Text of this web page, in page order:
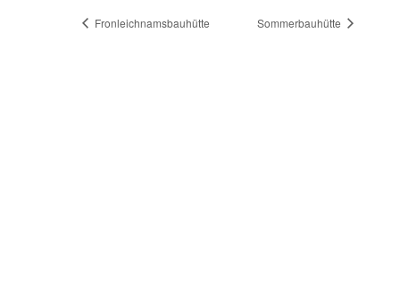
Fronleichnamsbauhütte Sommerbauhütte